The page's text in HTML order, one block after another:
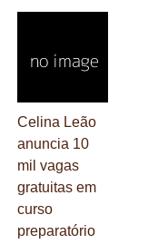
Celina Leão
anuncia 10
mil vagas
gratuitas em
curso
preparatório